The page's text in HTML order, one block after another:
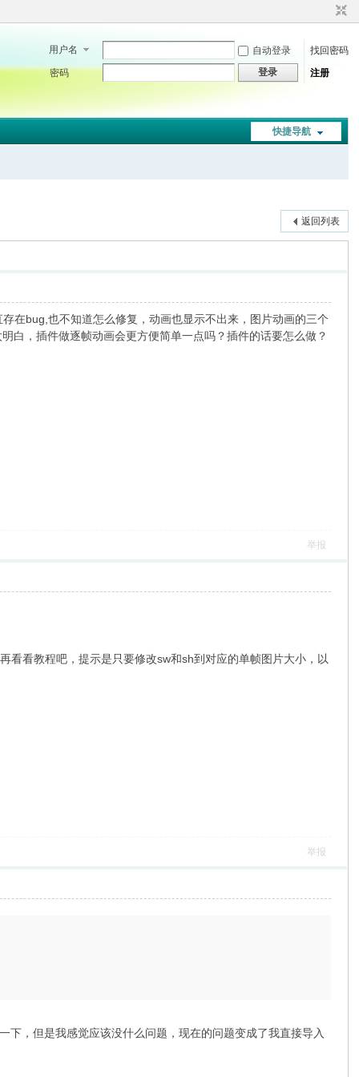
用户名 自动登录
找回密码
密码
登录 注册
快捷导航
返回列表
在bug,也不知道怎么修复，动画也显示不出来，图片动画的三个
白，插件做逐帧动画会更方便简单一点吗？插件的话要怎么做？
举报
看看教程吧，提示是只要修改sw和sh到对应的单帧图片大小，以
举报
，但是我感觉应该没什么问题，现在的问题变成了我直接导入